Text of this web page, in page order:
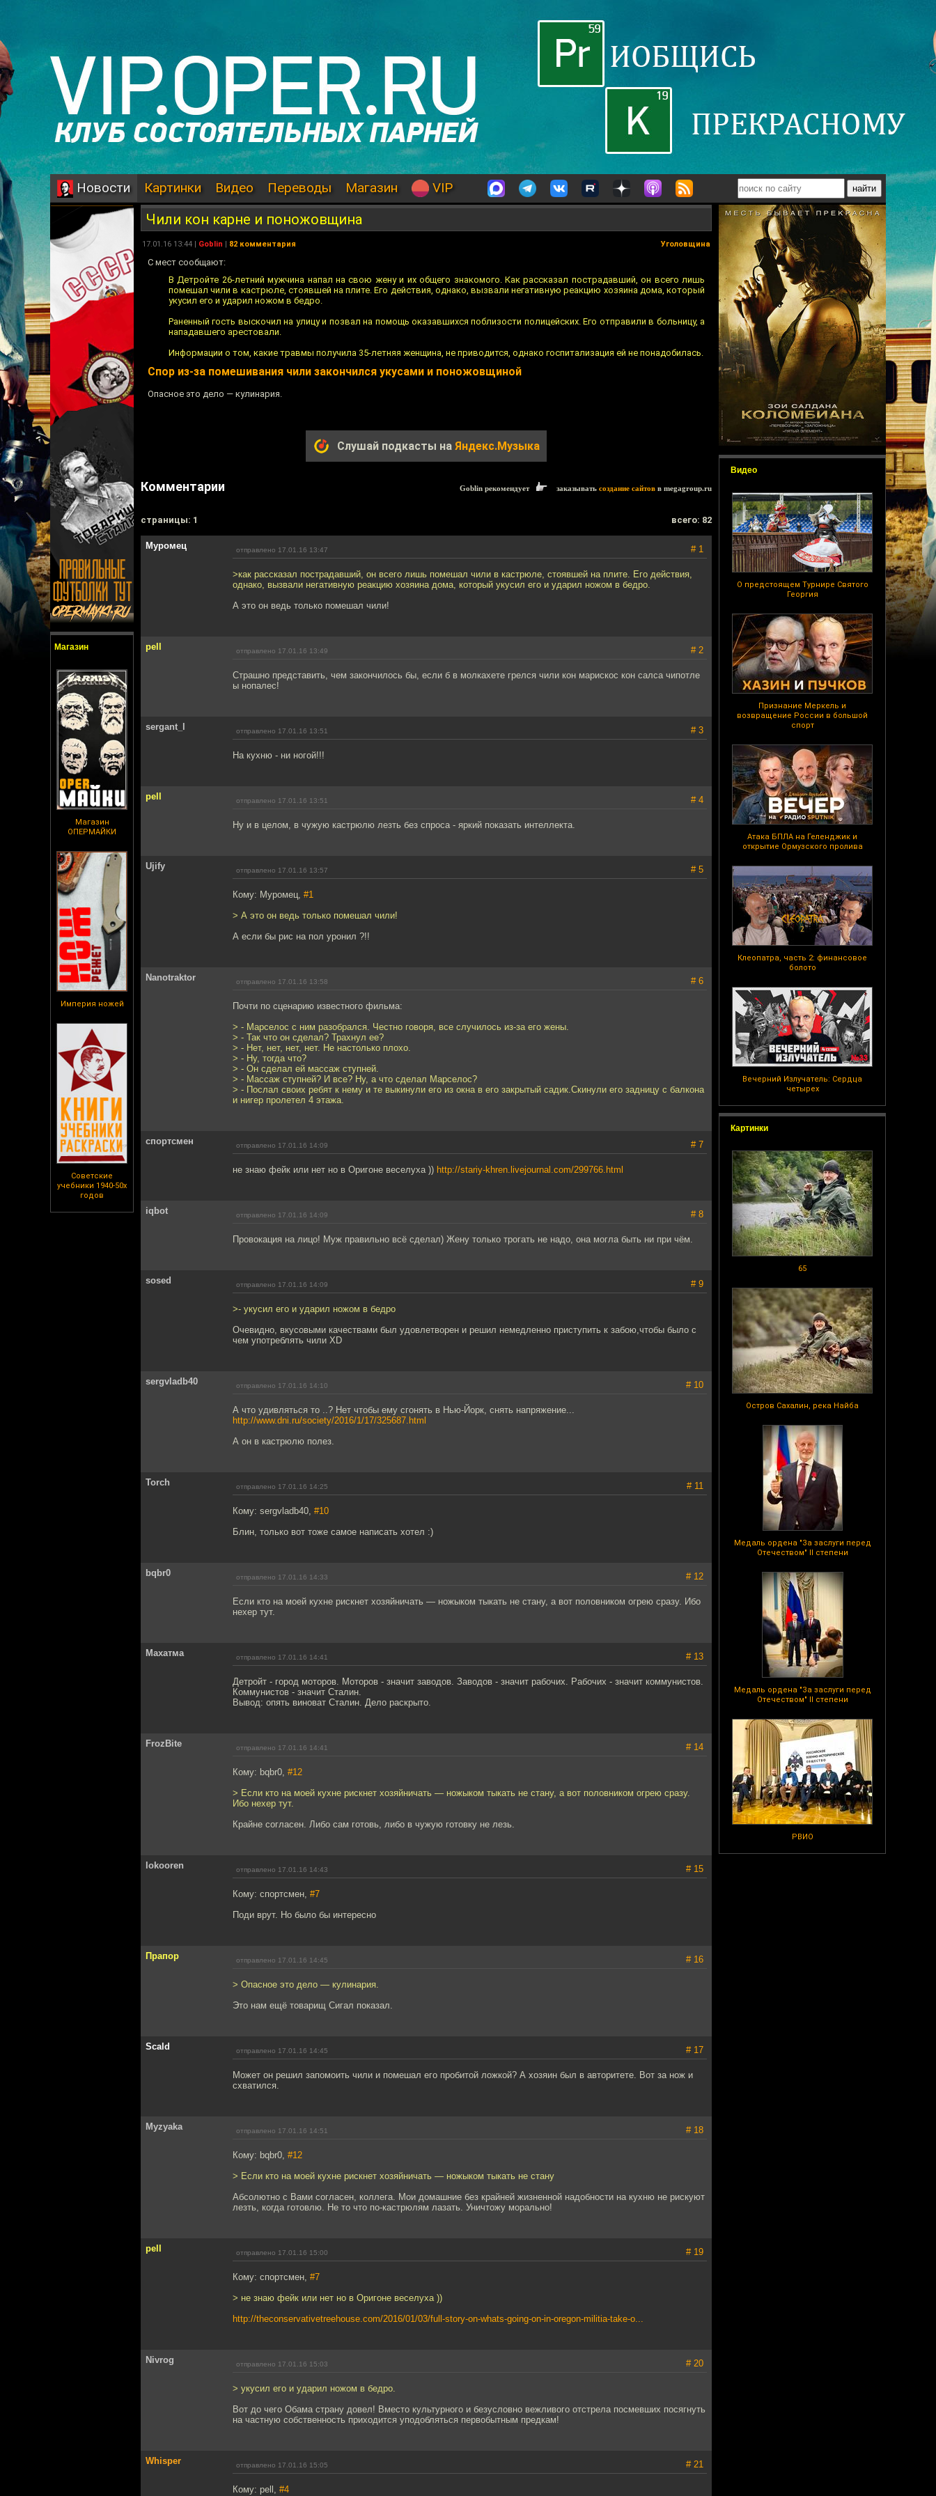
Новости Картинки Видео Переводы Магазин VIP
Магазин
Магазин
ОПЕРМАЙКИ
Империя ножей
Советские
учебники 1940-50х
годов
Видео
О предстоящем Турнире Святого
Георгия
Признание Меркель и
возвращение России в большой
спорт
Атака БПЛА на Геленджик и
открытие Ормузского пролива
Клеопатра, часть 2: финансовое
болото
Вечерний Излучатель: Сердца
четырех
Картинки
65
Остров Сахалин, река Найба
Медаль ордена "За заслуги перед
Отечеством" II степени
Медаль ордена "За заслуги перед
Отечеством" II степени
РВИО
Чили кон карне и поножовщина
17.01.16 13:44 | Goblin | 82 комментария Уголовщина
С мест сообщают:
В Детройте 26-летний мужчина напал на свою жену и их общего знакомого. Как рассказал пострадавший, он всего лишь
помешал чили в кастрюле, стоявшей на плите. Его действия, однако, вызвали негативную реакцию хозяина дома, который
укусил его и ударил ножом в бедро.
Раненный гость выскочил на улицу и позвал на помощь оказавшихся поблизости полицейских. Его отправили в больницу, а
нападавшего арестовали.
Информации о том, какие травмы получила 35-летняя женщина, не приводится, однако госпитализация ей не понадобилась.
Спор из-за помешивания чили закончился укусами и поножовщиной
Опасное это дело — кулинария.
Слушай подкасты на Яндекс.Музыка
Комментарии Goblin рекомендует заказывать создание сайтов в megagroup.ru
cтраницы: 1 всего: 82
Муромец отправлено 17.01.16 13:47 # 1
>как рассказал пострадавший, он всего лишь помешал чили в кастрюле, стоявшей на плите. Его действия,
однако, вызвали негативную реакцию хозяина дома, который укусил его и ударил ножом в бедро.
А это он ведь только помешал чили!
pell отправлено 17.01.16 13:49 # 2
Страшно представить, чем закончилось бы, если б в молкахете грелся чили кон марискос кон салса чипотле
ы нопалес!
sergant_l отправлено 17.01.16 13:51 # 3
На кухню - ни ногой!!!
pell отправлено 17.01.16 13:51 # 4
Ну и в целом, в чужую кастрюлю лезть без спроса - яркий показать интеллекта.
Ujify отправлено 17.01.16 13:57 # 5
Кому: Муромец, #1
> А это он ведь только помешал чили!
А если бы рис на пол уронил ?!!
Nanotraktor отправлено 17.01.16 13:58 # 6
Почти по сценарию известного фильма:
> - Марселос с ним разобрался. Честно говоря, все случилось из-за его жены.
> - Так что он сделал? Трахнул ее?
> - Нет, нет, нет, нет. Не настолько плохо.
> - Ну, тогда что?
> - Он сделал ей массаж ступней.
> - Массаж ступней? И все? Ну, а что сделал Марселос?
> - Послал своих ребят к нему и те выкинули его из окна в его закрытый садик.Скинули его задницу с балкона
и нигер пролетел 4 этажа.
спортсмен отправлено 17.01.16 14:09 # 7
не знаю фейк или нет но в Оригоне веселуха )) http://stariy-khren.livejournal.com/299766.html
iqbot отправлено 17.01.16 14:09 # 8
Провокация на лицо! Муж правильно всё сделал) Жену только трогать не надо, она могла быть ни при чём.
sosed отправлено 17.01.16 14:09 # 9
>- укусил его и ударил ножом в бедро
Очевидно, вкусовыми качествами был удовлетворен и решил немедленно приступить к забою,чтобы было с
чем употреблять чили XD
sergvladb40 отправлено 17.01.16 14:10 # 10
А что удивляться то ..? Нет чтобы ему сгонять в Нью-Йорк, снять напряжение...
http://www.dni.ru/society/2016/1/17/325687.html
А он в кастрюлю полез.
Torch отправлено 17.01.16 14:25 # 11
Кому: sergvladb40, #10
Блин, только вот тоже самое написать хотел :)
bqbr0 отправлено 17.01.16 14:33 # 12
Если кто на моей кухне рискнет хозяйничать — ножыком тыкать не стану, а вот половником огрею сразу. Ибо
нехер тут.
Махатма отправлено 17.01.16 14:41 # 13
Детройт - город моторов. Моторов - значит заводов. Заводов - значит рабочих. Рабочих - значит коммунистов.
Коммунистов - значит Сталин.
Вывод: опять виноват Сталин. Дело раскрыто.
FrozBite отправлено 17.01.16 14:41 # 14
Кому: bqbr0, #12
> Если кто на моей кухне рискнет хозяйничать — ножыком тыкать не стану, а вот половником огрею сразу.
Ибо нехер тут.
Крайне согласен. Либо сам готовь, либо в чужую готовку не лезь.
lokooren отправлено 17.01.16 14:43 # 15
Кому: спортсмен, #7
Поди врут. Но было бы интересно
Прапор отправлено 17.01.16 14:45 # 16
> Опасное это дело — кулинария.
Это нам ещё товарищ Сигал показал.
Scald отправлено 17.01.16 14:45 # 17
Может он решил запомоить чили и помешал его пробитой ложкой? А хозяин был в авторитете. Вот за нож и
схватился.
Myzyaka отправлено 17.01.16 14:51 # 18
Кому: bqbr0, #12
> Если кто на моей кухне рискнет хозяйничать — ножыком тыкать не стану
Абсолютно с Вами согласен, коллега. Мои домашние без крайней жизненной надобности на кухню не рискуют
лезть, когда готовлю. Не то что по-кастрюлям лазать. Уничтожу морально!
pell отправлено 17.01.16 15:00 # 19
Кому: спортсмен, #7
> не знаю фейк или нет но в Оригоне веселуха ))
http://theconservativetreehouse.com/2016/01/03/full-story-on-whats-going-on-in-oregon-militia-take-o...
Nivrog отправлено 17.01.16 15:03 # 20
> укусил его и ударил ножом в бедро.
Вот до чего Обама страну довел! Вместо культурного и безусловно вежливого отстрела посмевших посягнуть
на частную собственность приходится уподобляться первобытным предкам!
Whisper отправлено 17.01.16 15:05 # 21
Кому: pell, #4